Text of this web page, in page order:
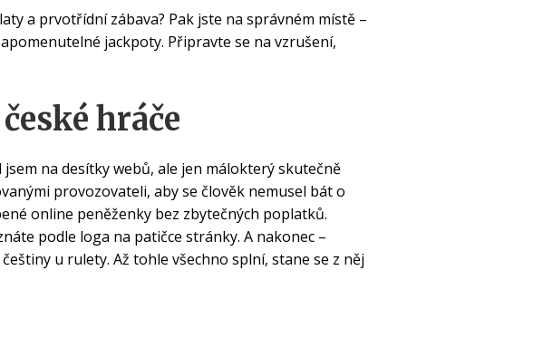
a prvotřídní zábava? Pak jste na správném místě –
jackpoty. Připravte se na vzrušení,
hráče
na desítky webů, ale jen málokterý skutečně
provozovateli, aby se člověk nemusel bát o
online peněženky bez zbytečných poplatků.
podle loga na patičce stránky. A nakonec –
u rulety. Až tohle všechno splní, stane se z něj